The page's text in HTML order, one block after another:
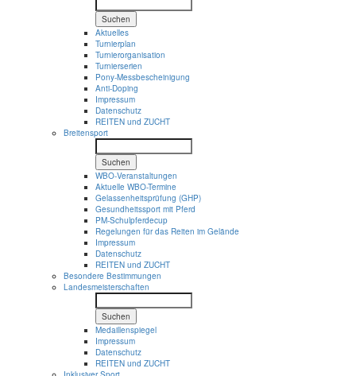
Suchen
Aktuelles
Turnierplan
Turnierorganisation
Turnierserien
Pony-Messbescheinigung
Anti-Doping
Impressum
Datenschutz
REITEN und ZUCHT
Breitensport
Suchen
WBO-Veranstaltungen
Aktuelle WBO-Termine
Gelassenheitsprüfung (GHP)
Gesundheitssport mit Pferd
PM-Schulpferdecup
Regelungen für das Reiten im Gelände
Impressum
Datenschutz
REITEN und ZUCHT
Besondere Bestimmungen
Landesmeisterschaften
Suchen
Medaillenspiegel
Impressum
Datenschutz
REITEN und ZUCHT